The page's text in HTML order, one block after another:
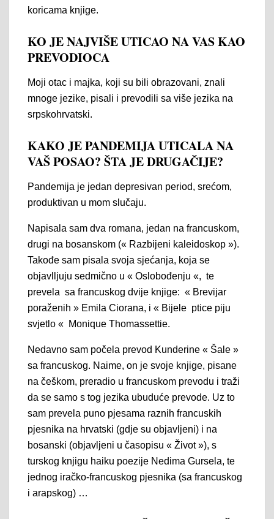
koricama knjige.
KO JE NAJVIŠE UTICAO NA VAS KAO
PREVODIOCA
Moji otac i majka, koji su bili obrazovani, znali
mnoge jezike, pisali i prevodili sa više jezika na
srpskohrvatski.
KAKO JE PANDEMIJA UTICALA NA
VAŠ POSAO? ŠTA JE DRUGAČIJE?
Pandemija je jedan depresivan period, srećom,
produktivan u mom slučaju.
Napisala sam dva romana, jedan na francuskom,
drugi na bosanskom (« Razbijeni kaleidoskop »).
Takođe sam pisala svoja sjećanja, koja se
objavlljuju sedmično u « Oslobođenju «, te
prevela sa francuskog dvije knjige: « Brevijar
poraženih » Emila Ciorana, i « Bijele ptice piju
svjetlo « Monique Thomassettie.
Nedavno sam počela prevod Kunderine « Šale »
sa francuskog. Naime, on je svoje knjige, pisane
na češkom, preradio u francuskom prevodu i traži
da se samo s tog jezika ubuduće prevode. Uz to
sam prevela puno pjesama raznih francuskih
pjesnika na hrvatski (gdje su objavljeni) i na
bosanski (objavljeni u časopisu « Život »), s
turskog knjigu haiku poezije Nedima Gursela, te
jednog iračko-francuskog pjesnika (sa francuskog
i arapskog) …